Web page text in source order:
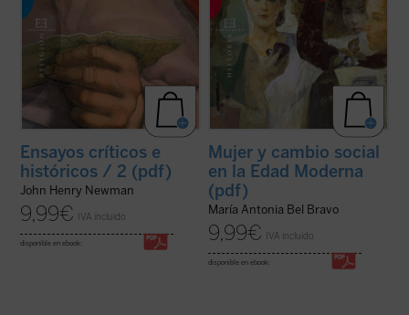
Ensayos críticos e
históricos / 2 (pdf)
John Henry Newman
9,99€ IVA incluido
disponible en ebook:
Mujer y cambio social
en la Edad Moderna
(pdf)
María Antonia Bel Bravo
9,99€ IVA incluido
disponible en ebook: